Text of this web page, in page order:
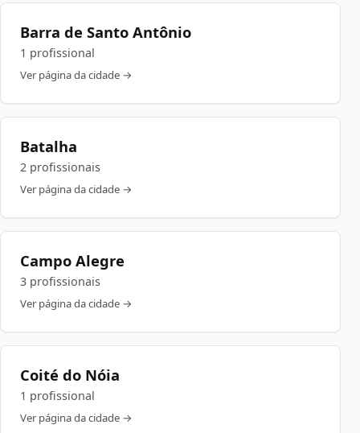
Barra de Santo Antônio
1 profissional
Ver página da cidade →
Batalha
2 profissionais
Ver página da cidade →
Campo Alegre
3 profissionais
Ver página da cidade →
Coité do Nóia
1 profissional
Ver página da cidade →